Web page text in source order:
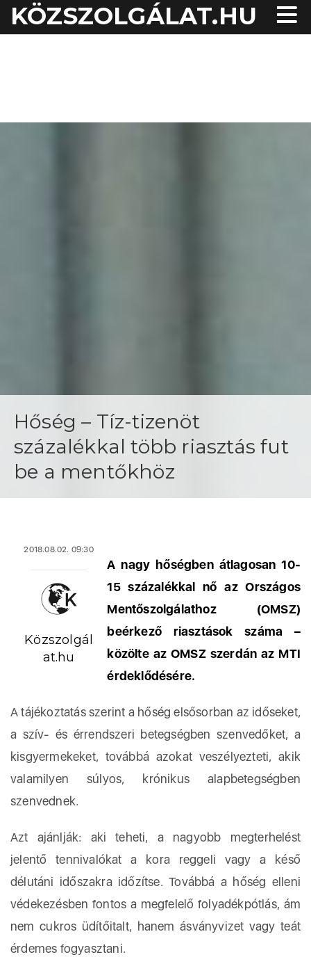
KÖZSZOLGÁLAT.HU
Hőség – Tíz-tizenöt
százalékkal több riasztás fut
be a mentőkhöz
2018.08.02. 09:30
Közszolgál
at.hu
A nagy hőségben átlagosan 10-
15 százalékkal nő az Országos
Mentőszolgálathoz (OMSZ)
beérkező riasztások száma –
közölte az OMSZ szerdán az MTI
érdeklődésére.
A tájékoztatás szerint a hőség elsősorban az időseket,
a szív- és érrendszeri betegségben szenvedőket, a
kisgyermekeket, továbbá azokat veszélyezteti, akik
valamilyen súlyos, krónikus alapbetegségben
szenvednek.
Azt ajánlják: aki teheti, a nagyobb megterhelést
jelentő tennivalókat a kora reggeli vagy a késő
délutáni időszakra időzítse. Továbbá a hőség elleni
védekezésben fontos a megfelelő folyadékpótlás, ám
nem cukros üdítőitalt, hanem ásványvizet vagy teát
érdemes fogyasztani.